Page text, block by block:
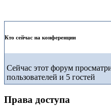
Кто сейчас на конференции
Сейчас этот форум
пользователей и 5 гостей
Права доступа